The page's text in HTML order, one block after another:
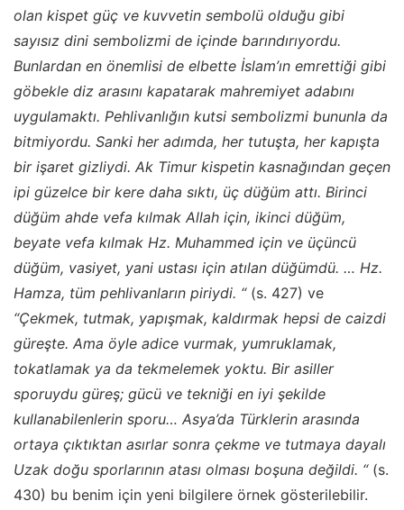
olan kispet güç ve kuvvetin sembolü olduğu gibi
sayısız dini sembolizmi de içinde barındırıyordu.
Bunlardan en önemlisi de elbette İslam’ın emrettiği gibi
göbekle diz arasını kapatarak mahremiyet adabını
uygulamaktı. Pehlivanlığın kutsi sembolizmi bununla da
bitmiyordu. Sanki her adımda, her tutuşta, her kapışta
bir işaret gizliydi. Ak Timur kispetin kasnağından geçen
ipi güzelce bir kere daha sıktı, üç düğüm attı. Birinci
düğüm ahde vefa kılmak Allah için, ikinci düğüm,
beyate vefa kılmak Hz. Muhammed için ve üçüncü
düğüm, vasiyet, yani ustası için atılan düğümdü. … Hz.
Hamza, tüm pehlivanların piriydi. “(s. 427) ve
“Çekmek, tutmak, yapışmak, kaldırmak hepsi de caizdi
güreşte. Ama öyle adice vurmak, yumruklamak,
tokatlamak ya da tekmelemek yoktu. Bir asiller
sporuydu güreş; gücü ve tekniği en iyi şekilde
kullanabilenlerin sporu… Asya’da Türklerin arasında
ortaya çıktıktan asırlar sonra çekme ve tutmaya dayalı
Uzak doğu sporlarının atası olması boşuna değildi. “(s.
430) bu benim için yeni bilgilere örnek gösterilebilir.